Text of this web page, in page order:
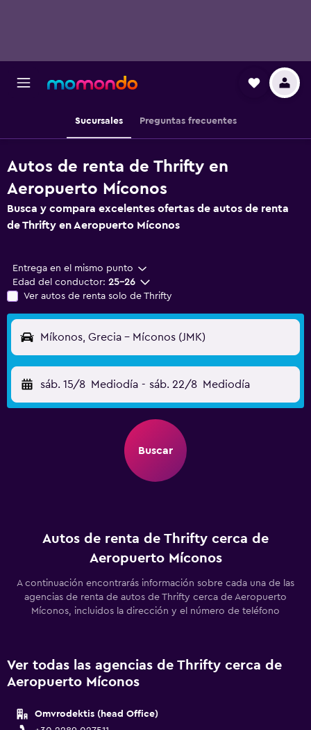
Sucursales Preguntas frecuentes
Autos de renta de Thrifty en
Aeropuerto Míconos
Busca y compara excelentes ofertas de autos de renta
de Thrifty en Aeropuerto Míconos
Entrega en el mismo punto
Edad del conductor: 25-26
Ver autos de renta solo de Thrifty
Míkonos, Grecia - Míconos (JMK)
sáb. 15/8 Mediodía - sáb. 22/8 Mediodía
Buscar
Autos de renta de Thrifty cerca de
Aeropuerto Míconos
A continuación encontrarás información sobre cada una de las
agencias de renta de autos de Thrifty cerca de Aeropuerto
Míconos, incluidos la dirección y el número de teléfono
Ver todas las agencias de Thrifty cerca de
Aeropuerto Míconos
Omvrodektis (head Office)